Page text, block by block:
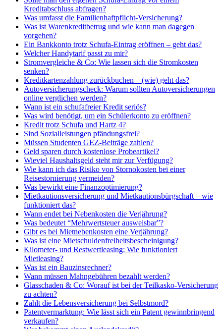
Kreditabschluss abfragen?
Was umfasst die Familienhaftpflicht-Versicherung?
Was ist Warenkreditbetrug und wie kann man dagegen
vorgehen?
Ein Bankkonto trotz Schufa-Eintrag eröffnen – geht das?
Welcher Handytarif passt zu mir?
Stromvergleiche & Co: Wie lassen sich die Stromkosten
senken?
Kreditkartenzahlung zurückbuchen – (wie) geht das?
Autoversicherungscheck: Warum sollten Autoversicherungen
online verglichen werden?
Wann ist ein schufafreier Kredit seriös?
Was wird benötigt, um ein Schülerkonto zu eröffnen?
Kredit trotz Schufa und Hartz 4?
Sind Sozialleistungen pfändungsfrei?
Müssen Studenten GEZ-Beiträge zahlen?
Geld sparen durch kostenlose Probeartikel?
Wieviel Haushaltsgeld steht mir zur Verfügung?
Wie kann ich das Risiko von Stornokosten bei einer
Reisestornierung vermeiden?
Was bewirkt eine Finanzoptimierung?
Mietkautionsversicherung und Mietkautionsbürgschaft – wie
funktioniert das?
Wann endet bei Nebenkosten die Verjährung?
Was bedeutet “Mehrwertsteuer ausweisbar”?
Gibt es bei Mietnebenkosten eine Verjährung?
Was ist eine Mietschuldenfreiheitsbescheinigung?
Kilometer- und Restwertleasing: Wie funktioniert
Mietleasing?
Was ist ein Bauzinsrechner?
Wann müssen Mahngebühren bezahlt werden?
Glasschaden & Co: Worauf ist bei der Teilkasko-Versicherung
zu achten?
Zahlt die Lebensversicherung bei Selbstmord?
Patentvermarktung: Wie lässt sich ein Patent gewinnbringend
verkaufen?